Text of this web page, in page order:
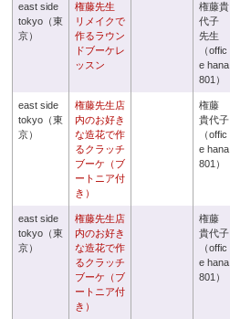
east side
tokyo（東
京）
権藤先生
リメイクで
作るラウン
ドブーケレ
ッスン
権藤貴
代子
先生
（offic
e hana
801）
east side
tokyo（東
京）
権藤先生店
内のお好き
な造花で作
るクラッチ
ブーケ（ブ
ートニア付
き）
権藤
貴代子
（offic
e hana
801）
east side
tokyo（東
京）
権藤先生店
内のお好き
な造花で作
るクラッチ
ブーケ（ブ
ートニア付
き）
権藤
貴代子
（offic
e hana
801）